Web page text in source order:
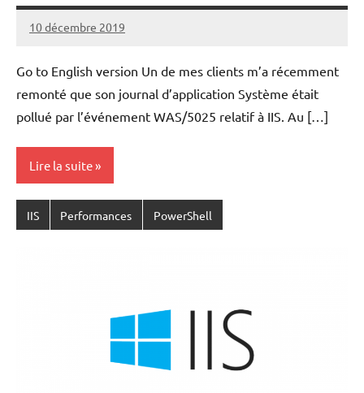
10 décembre 2019
Laurent
ACKER
Go to English version Un de mes clients m’a récemment
remonté que son journal d’application Système était
pollué par l’événement WAS/5025 relatif à IIS. Au […]
Lire la suite
IIS Performances PowerShell